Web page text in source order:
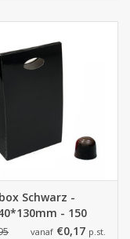
Schwarz -
- 150
vanaf €0,17 p.st.